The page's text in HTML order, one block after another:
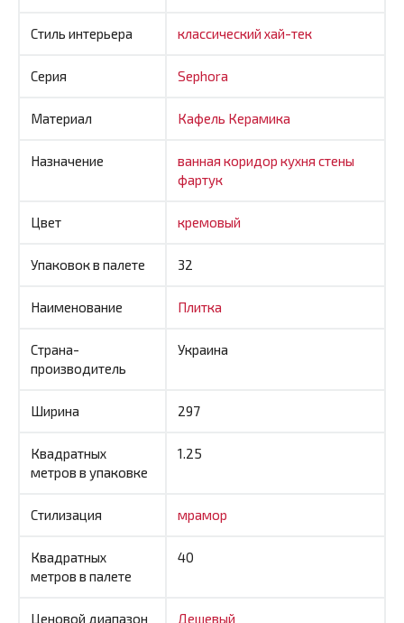
Стиль интерьера классический хай-тек
Серия Sephora
Материал Кафель Керамика
Назначение ванная коридор кухня стены
фартук
Цвет кремовый
Упаковок в палете 32
Наименование Плитка
Страна-
производитель
Украина
Ширина 297
Квадратных
метров в упаковке
1.25
Стилизация мрамор
Квадратных
метров в палете
40
Ценовой диапазон Дешевый